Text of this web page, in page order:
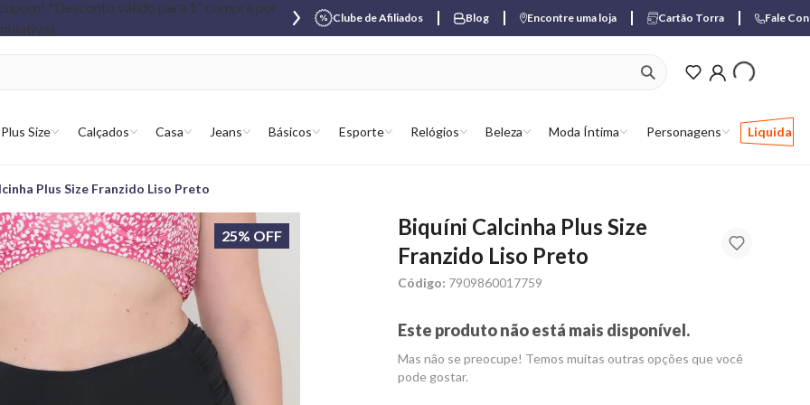
Clube de Afiliados Blog Encontre uma loja Cartão Torra Fale
Plus Size Calçados Casa Jeans Básicos Esporte Relógios Beleza Moda Íntima Personagens Liquida
ver produtos
Plus Size Franzido Liso Preto
25% OFF
Biquíni Calcinha Plus Size
Franzido Liso Preto
Código: 7909860017759
Este produto não está mais disponível.
Mas não se preocupe! Temos muitas outras opções que você
pode gostar.